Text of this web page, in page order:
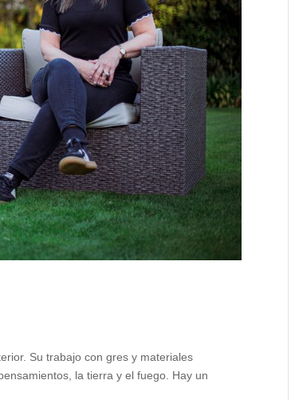
Su trabajo con gres y materiales
la tierra y el fuego. Hay un